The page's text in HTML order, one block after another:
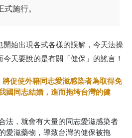
式施行。
開始出現各式各樣的誤解，今天法操
天要說的是有關「健保」的謠言！
促使外籍同志愛滋感染者為取得免
國同志結婚，進而拖垮台灣的健
法，就會有大量的同志愛滋感染者
愛滋藥物，導致台灣的健保被拖